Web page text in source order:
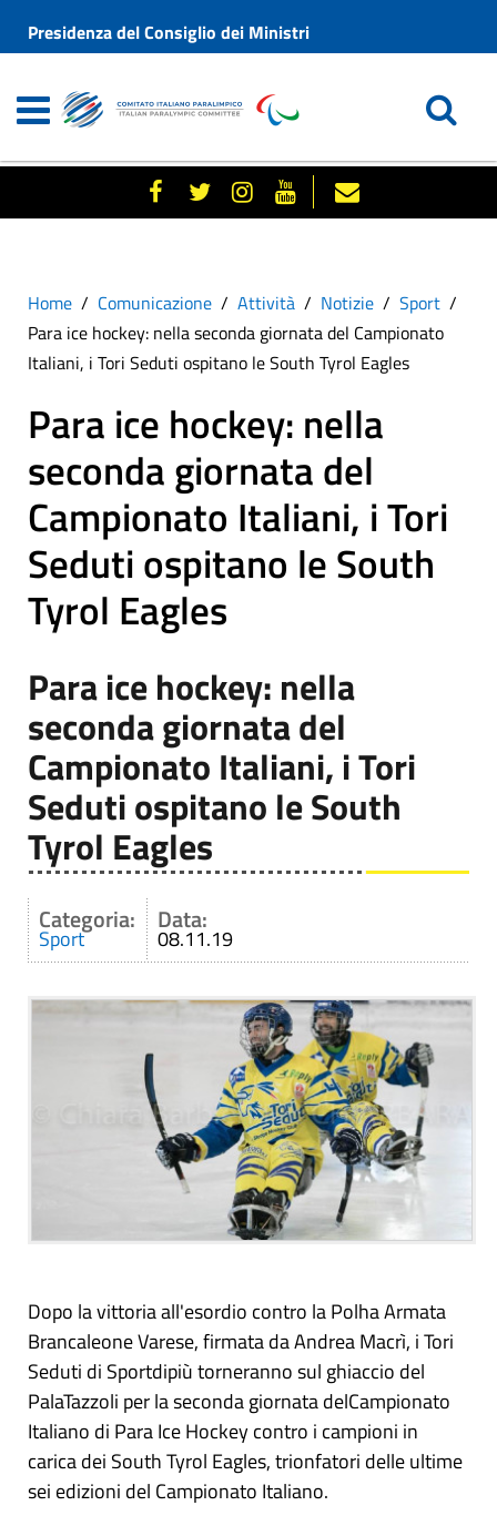
Presidenza del Consiglio dei Ministri
Home Comunicazione Attività Notizie
Sport
Para ice hockey: nella seconda giornata del Campionato
Italiani, i Tori Seduti ospitano le South Tyrol Eagles
Para ice hockey: nella
seconda giornata del
Campionato Italiani, i Tori
Seduti ospitano le South
Tyrol Eagles
Para ice hockey: nella
seconda giornata del
Campionato Italiani, i Tori
Seduti ospitano le South
Tyrol Eagles
Categoria:
Sport
Data:
08.11.19
Dopo la vittoria all'esordio contro la Polha Armata
Brancaleone Varese, firmata da Andrea Macrì, i Tori
Seduti di Sportdipiù torneranno sul ghiaccio del
PalaTazzoli per la seconda giornata delCampionato
Italiano di Para Ice Hockey contro i campioni in
carica dei South Tyrol Eagles, trionfatori delle ultime
sei edizioni del Campionato Italiano.